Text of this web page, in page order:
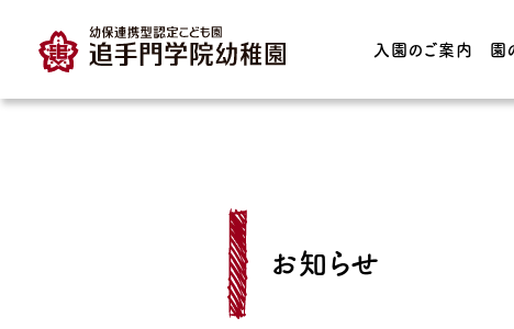
入園のご案内 園
入園案内・募集要項
教育理念・育ってほ
お知らせ